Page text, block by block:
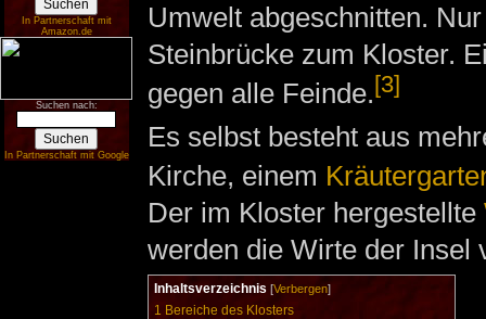
In Partnerschaft mit
Amazon.de
Suchen nach:
In Partnerschaft mit Google
Umwelt abgeschnitten.
Steinbrücke zum Kloster.
gegen alle Feinde.[3]
Es selbst besteht aus
Kirche, einem
Der im Kloster hergestellte
werden die Wirte der Insel
Inhaltsverzeichnis [Verbergen]
1 Bereiche des Klosters